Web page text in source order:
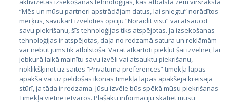
Igaunija
Latvija
Lietuva
“Mēs un mūsu partneri apstrādājam datus, lai sniegtu” norādītos
mērķus, savukārt izvēloties opciju “Noraidīt visu” vai atsaucot
savu piekrišanu, šīs tehnoloģijas tiks atspējotas. Ja izsekošanas
tehnoloģijas ir atspējotas, daļa no redzamā satura un reklāmām
var nebūt jums tik atbilstoša. Varat atkārtoti piekļūt šai izvēlnei, lai
jebkurā laikā mainītu savu izvēli vai atsauktu piekrišanu,
noklikšķinot uz saites “Privātuma preferences” tīmekļa lapas
apakšā vai uz peldošās ikonas tīmekļa lapas apakšējā kreisajā
stūrī, ja tāda ir redzama. Jūsu izvēle būs spēkā mūsu piekrišanas
Tīmekļa vietne ietvaros. Plašāku informāciju skatiet mūsu